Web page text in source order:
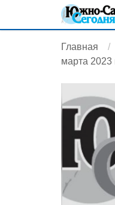
Главная
марта 2023